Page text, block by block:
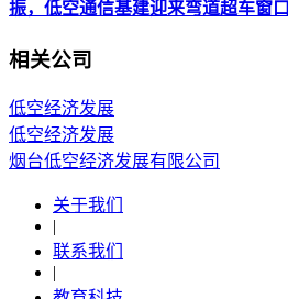
振，低空通信基建迎来弯道超车窗口
相关公司
低空经济发展
低空经济发展
烟台低空经济发展有限公司
关于我们
|
联系我们
|